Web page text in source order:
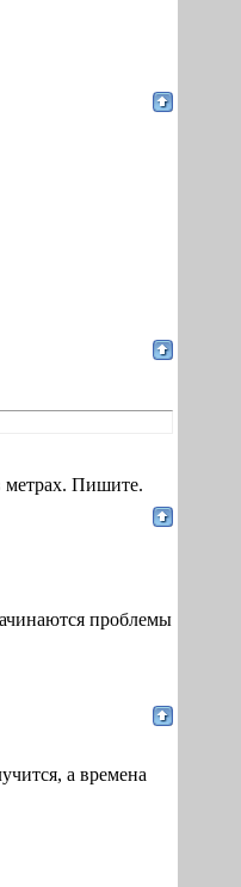
метрах. Пишите.
проблемы
а времена